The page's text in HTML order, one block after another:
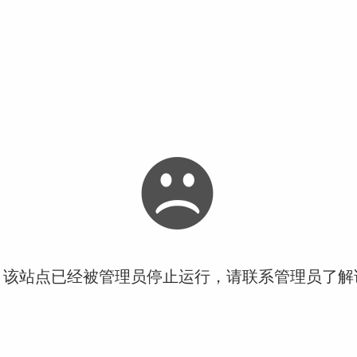
站点已经被管理员停止运行，请联系管理员了